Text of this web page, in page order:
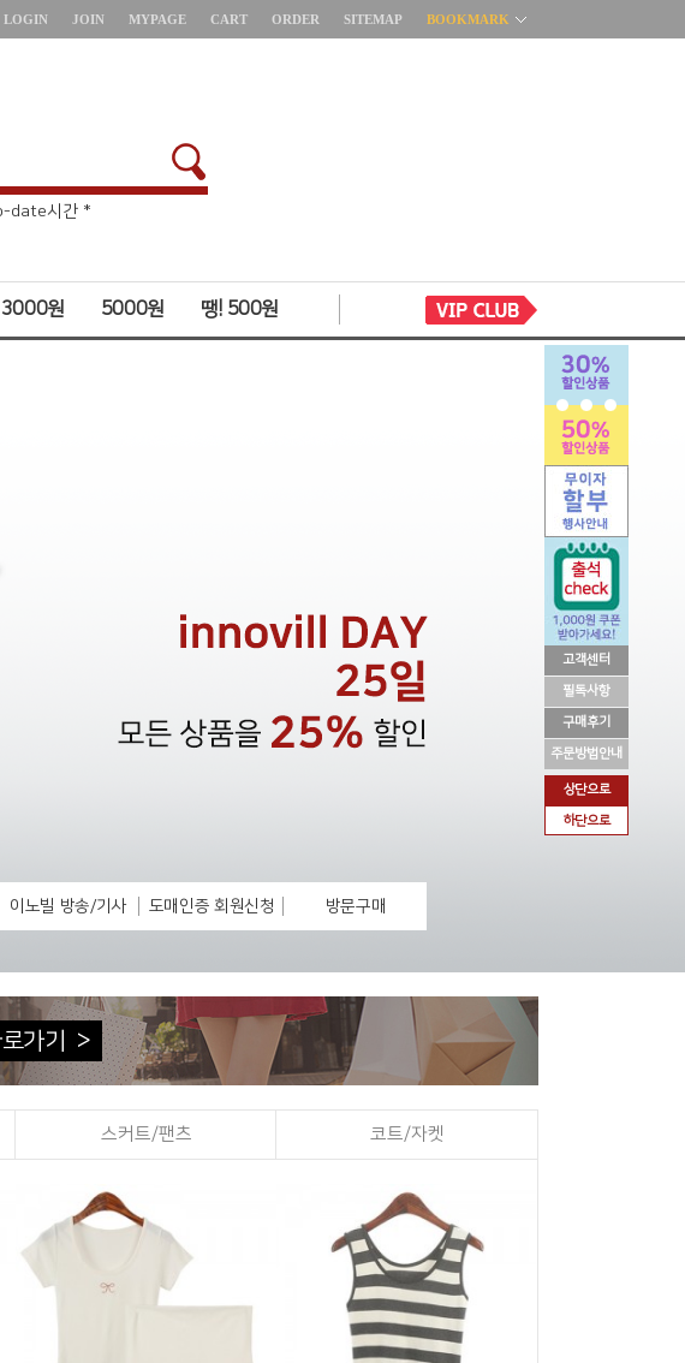
고객센터
필독사항
구매후기
주문방법안내
상단으로
하단으로
LOGIN JOIN MYPAGE CART ORDER SITEMAP BOOKMARK
소 제한 *
date시간 *
3000원 5000원 땡! 500원
이노빌 방송/기사 도매인증 회원신청 방문구매
가기 >
스커트/팬츠 코트/자켓